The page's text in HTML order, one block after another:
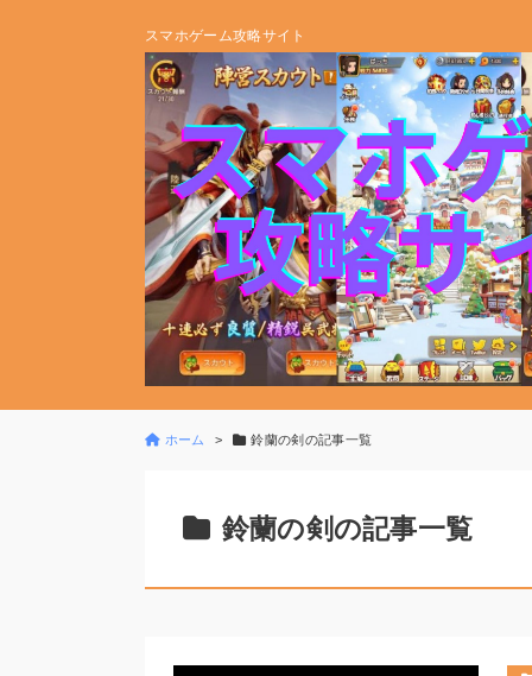
スマホゲーム攻略サイト
ホーム 鈴蘭の剣の記事一覧
鈴蘭の剣の記事一覧